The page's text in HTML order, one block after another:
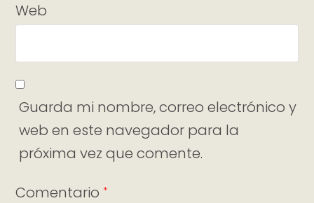
Web
Guarda mi nombre, correo electrónico y
web en este navegador para la
próxima vez que comente.
Comentario *